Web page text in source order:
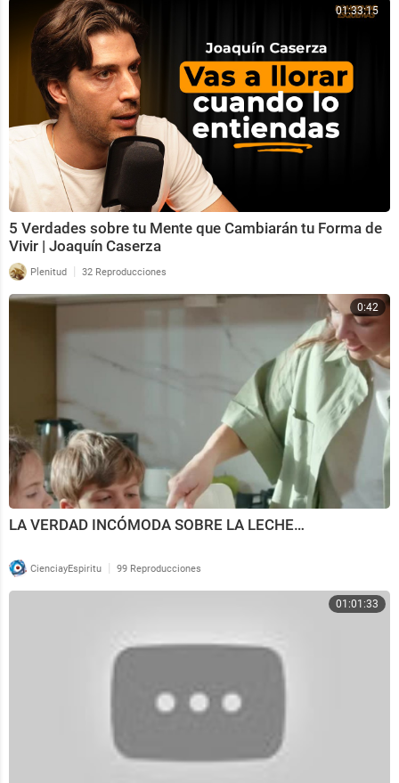
01:33:15
5 Verdades sobre tu Mente que Cambiarán tu Forma de
Vivir | Joaquín Caserza
Plenitud | 32 Reproducciones
0:42
LA VERDAD INCÓMODA SOBRE LA LECHE…
CienciayEspiritu | 99 Reproducciones
01:01:33